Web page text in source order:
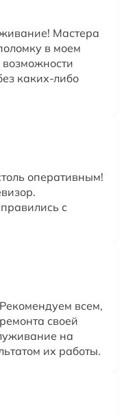
Мастера
в моем
каких-либо
оперативным!
с
всем,
своей
на
их работы.